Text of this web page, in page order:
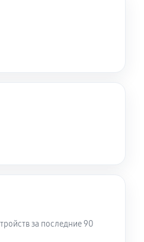
за последние 90